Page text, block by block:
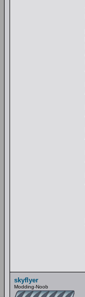
skyflyer
Modding-Noob